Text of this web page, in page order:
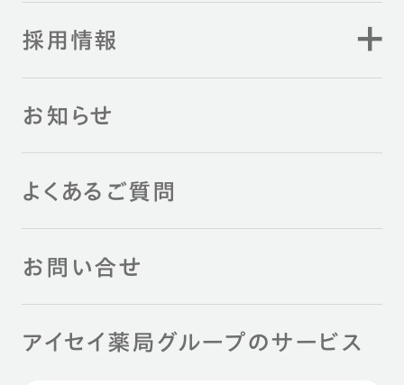
採用情報
お知らせ
よくあるご質問
お問い合せ
アイセイ薬局グループのサービス